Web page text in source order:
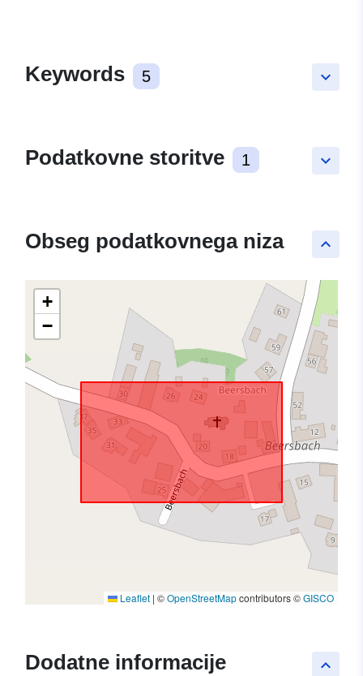
keyboard_arrow_down
Keywords 5
keyboard_arrow_down
Podatkovne storitve 1
keyboard_arrow_up
Obseg podatkovnega niza
+
−
Leaflet | ©OpenStreetMapcontributors ©GISCO
keyboard_arrow_up
Dodatne informacije